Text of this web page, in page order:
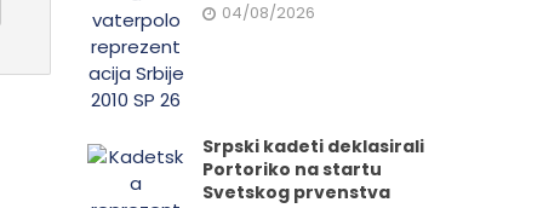
04/08/2026
Srpski kadeti deklasirali
Portoriko na startu
Svetskog prvenstva